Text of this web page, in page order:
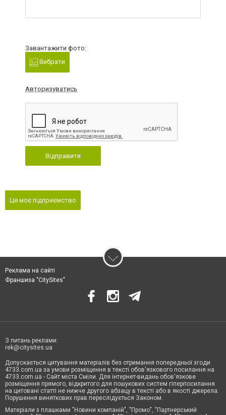
Завантажити фото:
Вибрати
Авторизуватись
Відправити
Це моє підприємство
Реклама на сайті
Франшиза "CitySites"
З питань реклами:
rek@citysites.ua
Допускається цитування матеріалів без отримання попередньої згоди
4733.com.ua за умови розміщення в тексті обов'язкового посилання на
4733.com.ua - Сайт міста Сміли. Для інтернет-видань обов'язкове
розміщення прямого, відкритого для пошукових систем гіперпосилання
на цитовані статті не нижче другого абзацу в тексті або в якості джерела.
Порушення виняткових прав переслідується Законом.
Матеріали з плашками "Новини компаній", "Промо", "Партнерський